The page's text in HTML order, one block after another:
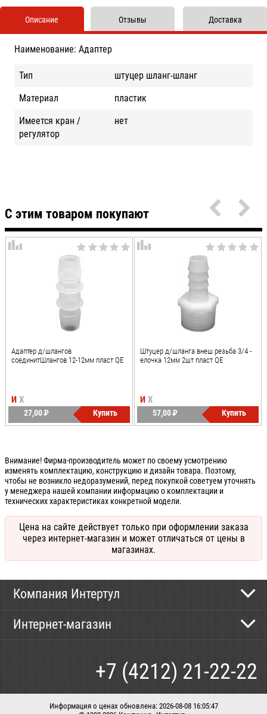
Описание
Наименование: Адаптер
Тип
штуцер шланг-шланг
Материал
пластик
Имеется кран /
регулятор
нет
Отзывы Доставка
С этим товаром покупают
Адаптер д/шлангов
соединитШлангов 12-12мм пласт QE
И Х
27,00P
УБ.
Купить
Штуцер д/шланга внеш резьба 3/4 -
елочка 12мм 2шт пласт QE
И Х
57,00P
УБ.
Купить
Внимание! Фирма-производитель может по своему усмотрению
изменять комплектацию, конструкцию и дизайн товара. Поэтому,
чтобы не возникло недоразумений, перед покупкой советуем уточнять
у менеджера нашей компании информацию о комплектации и
технических характеристиках конкретной модели.
Цена на сайте действует только при оформлении заказа
через интернет-магазин и может отличаться от цены в
магазинах.
Компания Интертул
Новости
Интернет-магазин
Доставка
+7 (4212) 21-22-22
Информация о ценах обновлена: 2026-08-08 16:05:47